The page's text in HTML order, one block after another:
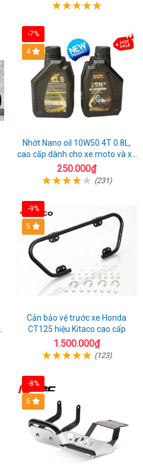
-7%
4
Nhớt Nano oil 10W50 4T 0.8L,
cao cấp dành cho xe moto và xe
máy
250.000₫
(231)
-9%
5
Cản bảo vệ trước xe Honda
CT125 hiệu Kitaco cao cấp
1.500.000₫
(123)
-8%
5